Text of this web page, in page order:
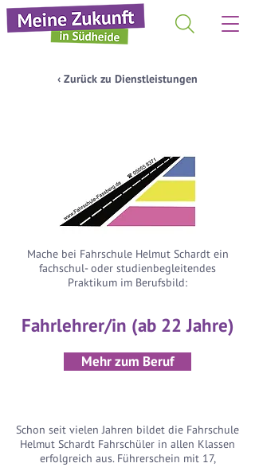
‹ Zurück zu Dienstleistungen
Mache bei Fahrschule Helmut Schardt ein
fachschul- oder studienbegleitendes
Praktikum im Berufsbild:
Fahrlehrer/in (ab 22 Jahre)
Mehr zum Beruf
Schon seit vielen Jahren bildet die Fahrschule
Helmut Schardt Fahrschüler in allen Klassen
erfolgreich aus. Führerschein mit 17,